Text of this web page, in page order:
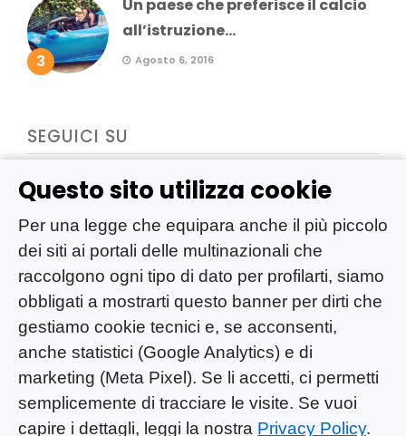
Questo sito utilizza cookie
Per una legge che equipara anche il più piccolo
dei siti ai portali delle multinazionali che
raccolgono ogni tipo di dato per profilarti, siamo
obbligati a mostrarti questo banner per dirti che
gestiamo cookie tecnici e, se acconsenti,
anche statistici (Google Analytics) e di
marketing (Meta Pixel). Se li accetti, ci permetti
semplicemente di tracciare le visite. Se vuoi
capire i dettagli, leggi la nostra Privacy Policy.
3
Un paese che preferisce il calcio
all’istruzione...
Agosto 6, 2016
SEGUICI SU